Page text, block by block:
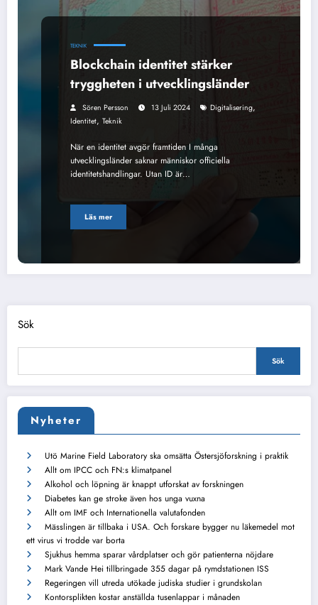
TEKNIK
Blockchain identitet stärker
tryggheten i utvecklingsländer
Sören Persson 13 Juli 2024 Digitalisering,
Identitet, Teknik
När en identitet avgör framtiden I många
utvecklingsländer saknar människor officiella
identitetshandlingar. Utan ID är…
Läs mer
Sök
Sök
Nyheter
Utö Marine Field Laboratory ska omsätta Östersjöforskning i praktik
Allt om IPCC och FN:s klimatpanel
Alkohol och löpning är knappt utforskat av forskningen
Diabetes kan ge stroke även hos unga vuxna
Allt om IMF och Internationella valutafonden
Mässlingen är tillbaka i USA. Och forskare bygger nu läkemedel mot
ett virus vi trodde var borta
Sjukhus hemma sparar vårdplatser och gör patienterna nöjdare
Mark Vande Hei tillbringade 355 dagar på rymdstationen ISS
Regeringen vill utreda utökade judiska studier i grundskolan
Kontorsplikten kostar anställda tusenlappar i månaden